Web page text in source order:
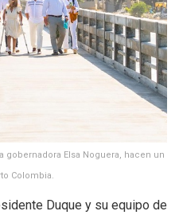
gobernadora Elsa Noguera, hacen un
Colombia.
Duque y su equipo de